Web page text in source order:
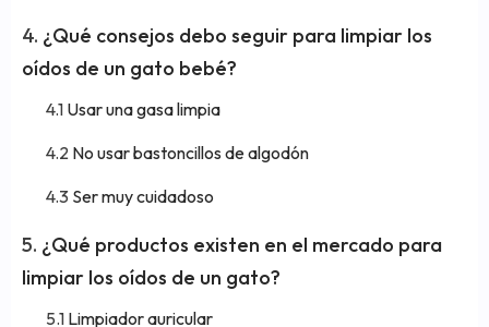
¿Qué consejos debo seguir para limpiar los
oídos de un gato bebé?
Usar una gasa limpia
No usar bastoncillos de algodón
Ser muy cuidadoso
¿Qué productos existen en el mercado para
limpiar los oídos de un gato?
Limpiador auricular